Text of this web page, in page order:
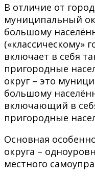
В отличие от
муниципальный
большому
(«классическому»
включает в себя
пригородные
округ – это
большому
включающий в
пригородные
Основная
округа –
местного